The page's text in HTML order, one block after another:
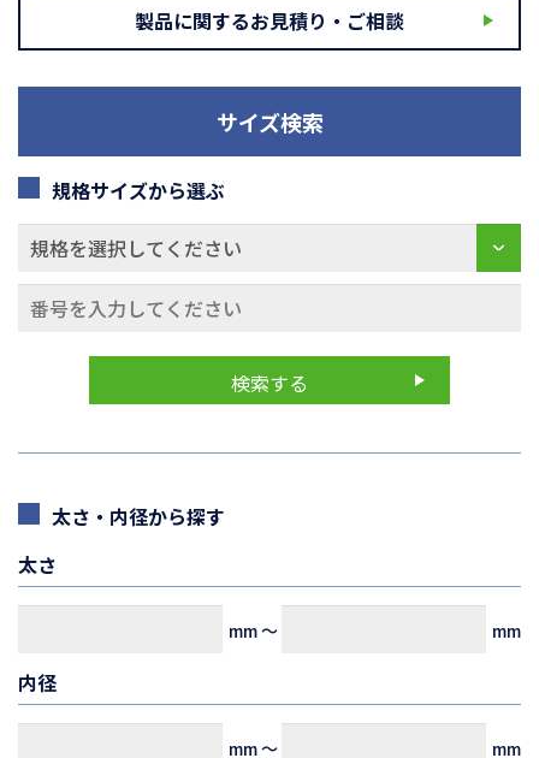
製品に関するお見積り・ご相談
サイズ検索
規格サイズから選ぶ
太さ・内径から探す
太さ
mm～ mm
内径
mm～ mm